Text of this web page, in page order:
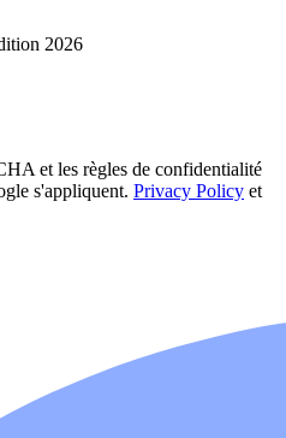
2026
et les règles de confidentialité
s'appliquent. Privacy Policy et